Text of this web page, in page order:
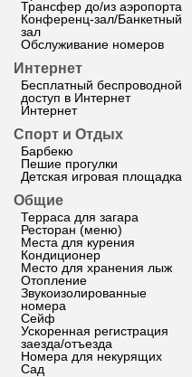
Трансфер до/из аэропорта
Конференц-зал/Банкетный
зал
Обслуживание номеров
Интернет
Бесплатный беспроводной
доступ в Интернет
Интернет
Спорт и Отдых
Барбекю
Пешие прогулки
Детская игровая площадка
Общие
Терраса для загара
Ресторан (меню)
Места для курения
Кондиционер
Место для хранения лыж
Отопление
Звукоизолированные
номера
Сейф
Ускоренная регистрация
заезда/отъезда
Номера для некурящих
Сад